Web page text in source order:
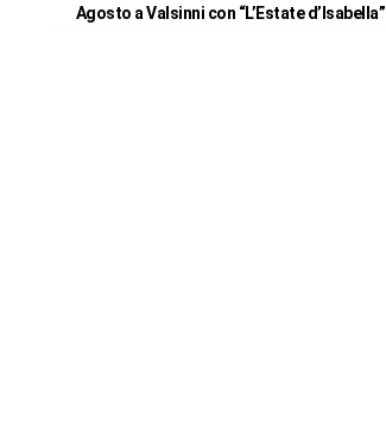
Agosto a Valsinni con “L’Estate d’Isabella”